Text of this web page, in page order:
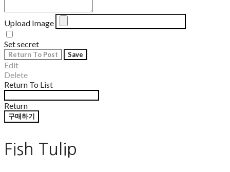
Upload Image
Set secret
Return To Post Save
Edit
Delete
Return To List
Return
구매하기
Fish Tulip